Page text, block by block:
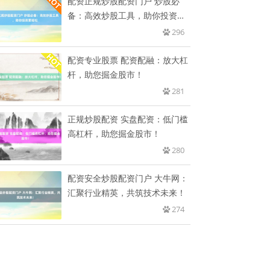
备：高效炒股工具，助你投资更
296
配资专业股票 配资配融：放大杠
杆，助您掘金股市！
281
正规炒股配资 实盘配资：低门槛
高杠杆，助您掘金股市！
280
配资安全炒股配资门户 大牛网：
汇聚行业精英，共筑技术未来！
274